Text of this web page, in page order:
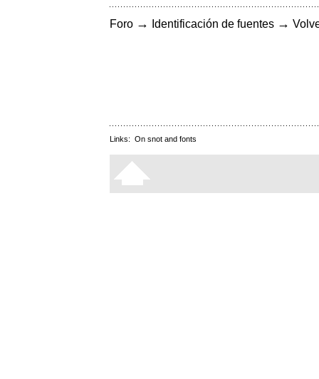
Foro → Identificación de fuentes →
Links: On snot and fonts